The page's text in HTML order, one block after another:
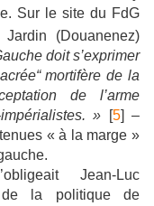
Sur le site du FdG
(Douanenez)
doit s’exprimer
mortifère de la
de l’arme
» [5] –
« à la marge »
Jean-Luc
la politique de